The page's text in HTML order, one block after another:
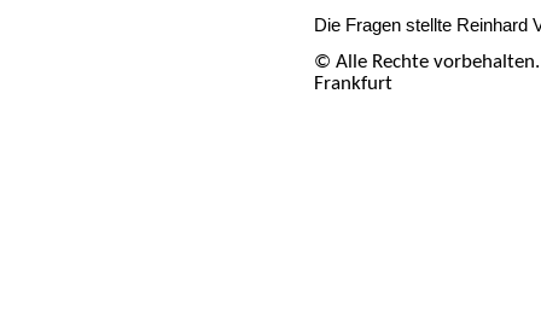
Die Fragen stellte Reinhard
© Alle Rechte
Frankfurt